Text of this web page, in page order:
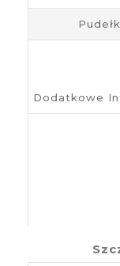
Dodatkowe